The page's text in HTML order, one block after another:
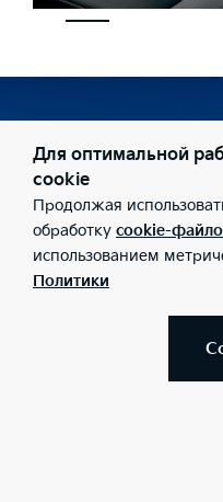
Узнайте
Для оптимальной
cookie
Продолжая
обработку cookie-
использованием
Политики